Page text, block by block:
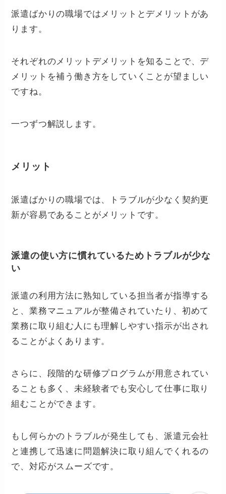
派遣ばかりの職場ではメリットとデメリットがあ
ります。
それぞれのメリットデメリットを知ることで、デ
メリットを補う働き方をしていくことが望ましい
ですね。
一つずつ解説します。
メリット
派遣ばかりの職場では、トラブルが少なく契約更
新が容易であることがメリットです。
派遣の使い方に慣れているためトラブルが少な
い
派遣の利用方法に熟知している担当者が指導する
と、業務マニュアルが整備されていたり、初めて
業務に取り組む人にも理解しやすい指示が出され
ることがよくあります。
さらに、段階的な研修プログラムが用意されてい
ることも多く、未経験者でも安心して仕事に取り
組むことができます。
もし何らかのトラブルが発生しても、派遣元会社
と連携して迅速に問題解決に取り組んでくれるの
で、対応がスムーズです。